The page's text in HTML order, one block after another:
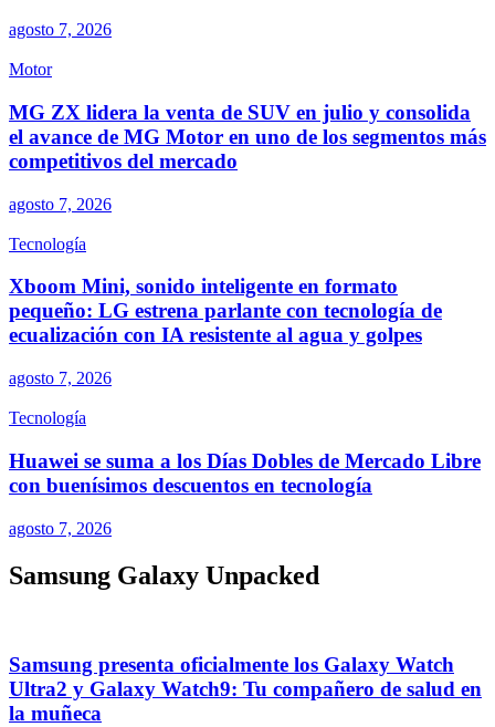
agosto 7, 2026
Motor
MG ZX lidera la venta de SUV en julio y consolida
el avance de MG Motor en uno de los segmentos más
competitivos del mercado
agosto 7, 2026
Tecnología
Xboom Mini, sonido inteligente en formato
pequeño: LG estrena parlante con tecnología de
ecualización con IA resistente al agua y golpes
agosto 7, 2026
Tecnología
Huawei se suma a los Días Dobles de Mercado Libre
con buenísimos descuentos en tecnología
agosto 7, 2026
Samsung Galaxy Unpacked
Samsung presenta oficialmente los Galaxy Watch
Ultra2 y Galaxy Watch9: Tu compañero de salud en
la muñeca